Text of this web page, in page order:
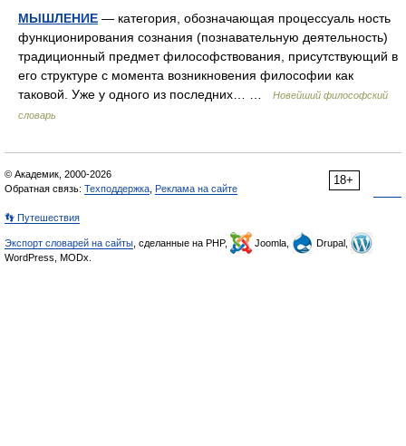
МЫШЛЕНИЕ — категория, обозначающая процессуаль ность
функционирования сознания (познавательную деятельность)
традиционный предмет философствования, присутствующий в
его структуре с момента возникновения философии как
таковой. Уже у одного из последних… …
Новейший философский
словарь
18+
© Академик, 2000-2026
Обратная связь: Техподдержка Реклама на сайте
👣 Путешествия
Экспорт словарей на сайты , сделанные на PHP, Joomla,
Drupal,
WordPress, MODx.